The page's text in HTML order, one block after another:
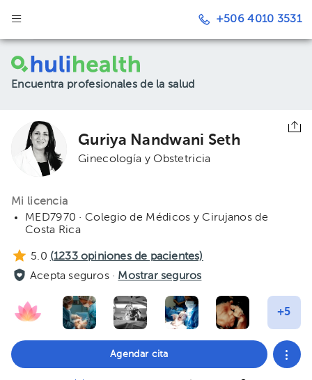
+506 4010 3531
Encuentra profesionales de la salud
Guriya Nandwani Seth
Ginecología y Obstetricia
Mi licencia
MED7970 · Colegio de Médicos y Cirujanos de
Costa Rica
5.0 (1233opiniones de pacientes)
Acepta seguros · Mostrar seguros
Agendar cita